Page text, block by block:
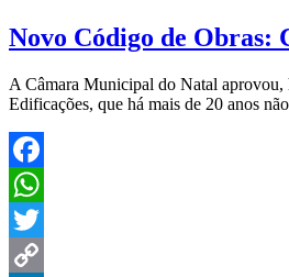
Novo Código de
A Câmara Municipal do Natal aprovou,
Edificações, que há mais de 20 anos
Facebook
WhatsApp
Twitter